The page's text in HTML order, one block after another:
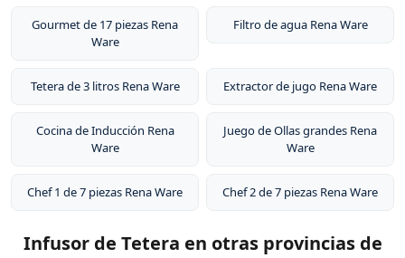
alimentos.
sustancias tóxicas, no altera el sabor de los alimentos y
es extremadamente duradero. Por eso tienen garantía
Gourmet de 17 piezas Rena
Ware
Filtro de agua Rena Ware
Tetera de 3 litros Rena Ware Extractor de jugo Rena Ware
Cocina de Inducción Rena
Ware
Juego de Ollas grandes Rena
Ware
Chef 1 de 7 piezas Rena Ware Chef 2 de 7 piezas Rena Ware
Infusor de Tetera en otras provincias de